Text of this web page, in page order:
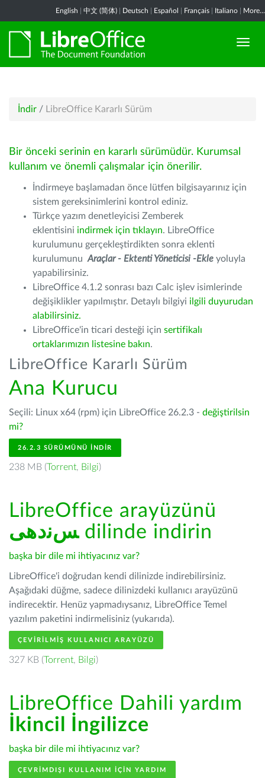
English 中文 (简体) Deutsch Español Français Italiano More...
İndir / LibreOffice Kararlı Sürüm
Bir önceki serinin en kararlı sürümüdür. Kurumsal
kullanım ve önemli çalışmalar için önerilir.
İndirmeye başlamadan önce lütfen bilgisayarınız için
sistem gereksinimlerini kontrol ediniz.
Türkçe yazım denetleyicisi Zemberek
eklentisini indirmek için tıklayın. LibreOffice
kurulumunu gerçekleştirdikten sonra eklenti
kurulumunu Araçlar - Ektenti Yöneticisi -Ekle yoluyla
yapabilirsiniz.
LibreOffice 4.1.2 sonrası bazı Calc işlev isimlerinde
değişiklikler yapılmıştır. Detaylı bilgiyi ilgili duyurudan
alabilirsiniz.
LibreOffice'in ticari desteği için sertifikalı
ortaklarımızın listesine bakın.
LibreOffice Kararlı Sürüm
Ana Kurucu
Seçili: Linux x64 (rpm) için LibreOffice 26.2.3 - değiştirilsin
mi?
26.2.3 SÜRÜMÜNÜ İNDIR
238 MB (Torrent, Bilgi)
LibreOffice arayüzünü
ﺲﻧﺩھیdilinde indirin
başka bir dile mi ihtiyacınız var?
LibreOffice'i doğrudan kendi dilinizde indirebilirsiniz.
Aşağıdaki düğme, sadece dilinizdeki kullanıcı arayüzünü
indirecektir. Henüz yapmadıysanız, LibreOffice Temel
yazılım paketini indirmelisiniz (yukarıda).
ÇEVIRILMIŞ KULLANICI ARAYÜZÜ
327 KB (Torrent, Bilgi)
LibreOffice Dahili yardım
İkincil İngilizce
başka bir dile mi ihtiyacınız var?
ÇEVRIMDIŞI KULLANIM IÇIN YARDIM